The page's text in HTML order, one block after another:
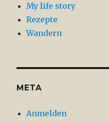
My life story
Rezepte
Wandern
META
Anmelden